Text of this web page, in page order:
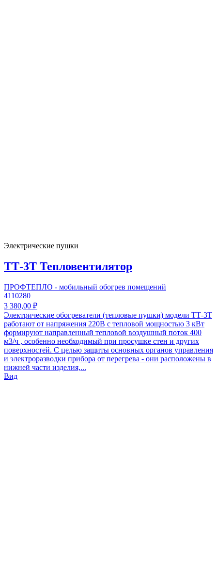
Электрические пушки
ТТ-3Т Тепловентилятор
ПРОФТЕПЛО - мобильный обогрев помещений
4110280
3 380,00 ₽
Электрические обогреватели (тепловые пушки) модели ТТ-3Т
работают от напряжения 220В с тепловой мощностью 3 кВт
формируют направленный тепловой воздушный поток 400
м3/ч , особенно необходимый при просушке стен и других
поверхностей. С целью защиты основных органов управления
и электроразводки прибора от перегрева - они расположены в
нижней части изделия,...
Вид